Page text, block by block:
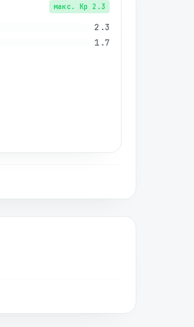
макс. Kp 2.3
2.3
1.7